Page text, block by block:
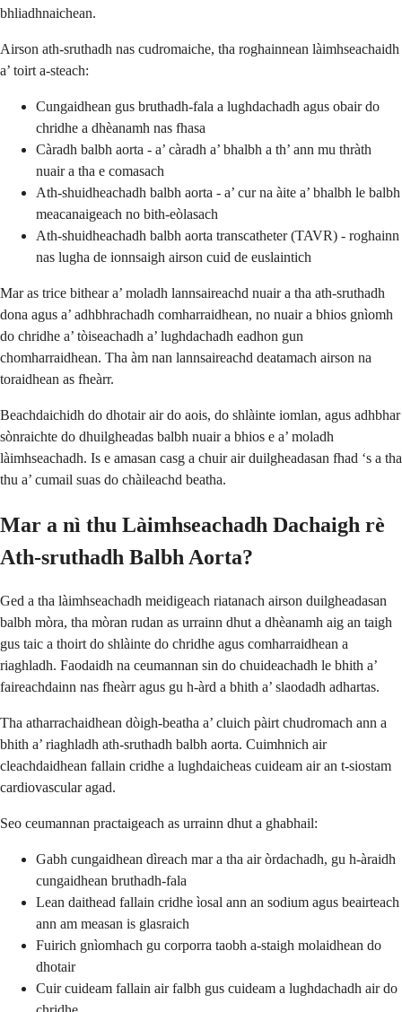
bhliadhnaichean.
Airson ath-sruthadh nas cudromaiche, tha roghainnean làimhseachaidh
a’ toirt a-steach:
Cungaidhean gus bruthadh-fala a lughdachadh agus obair do
chridhe a dhèanamh nas fhasa
Càradh balbh aorta - a’ càradh a’ bhalbh a th’ ann mu thràth
nuair a tha e comasach
Ath-shuidheachadh balbh aorta - a’ cur na àite a’ bhalbh le balbh
meacanaigeach no bith-eòlasach
Ath-shuidheachadh balbh aorta transcatheter (TAVR) - roghainn
nas lugha de ionnsaigh airson cuid de euslaintich
Mar as trice bithear a’ moladh lannsaireachd nuair a tha ath-sruthadh
dona agus a’ adhbhrachadh comharraidhean, no nuair a bhios gnìomh
do chridhe a’ tòiseachadh a’ lughdachadh eadhon gun
chomharraidhean. Tha àm nan lannsaireachd deatamach airson na
toraidhean as fheàrr.
Beachdaichidh do dhotair air do aois, do shlàinte iomlan, agus adhbhar
sònraichte do dhuilgheadas balbh nuair a bhios e a’ moladh
làimhseachadh. Is e amasan casg a chuir air duilgheadasan fhad ‘s a tha
thu a’ cumail suas do chàileachd beatha.
Mar a nì thu Làimhseachadh Dachaigh rè
Ath-sruthadh Balbh Aorta?
Ged a tha làimhseachadh meidigeach riatanach airson duilgheadasan
balbh mòra, tha mòran rudan as urrainn dhut a dhèanamh aig an taigh
gus taic a thoirt do shlàinte do chridhe agus comharraidhean a
riaghladh. Faodaidh na ceumannan sin do chuideachadh le bhith a’
faireachdainn nas fheàrr agus gu h-àrd a bhith a’ slaodadh adhartas.
Tha atharrachaidhean dòigh-beatha a’ cluich pàirt chudromach ann a
bhith a’ riaghladh ath-sruthadh balbh aorta. Cuimhnich air
cleachdaidhean fallain cridhe a lughdaicheas cuideam air an t-siostam
cardiovascular agad.
Seo ceumannan practaigeach as urrainn dhut a ghabhail:
Gabh cungaidhean dìreach mar a tha air òrdachadh, gu h-àraidh
cungaidhean bruthadh-fala
Lean daithead fallain cridhe ìosal ann an sodium agus beairteach
ann am measan is glasraich
Fuirich gnìomhach gu corporra taobh a-staigh molaidhean do
dhotair
Cuir cuideam fallain air falbh gus cuideam a lughdachadh air do